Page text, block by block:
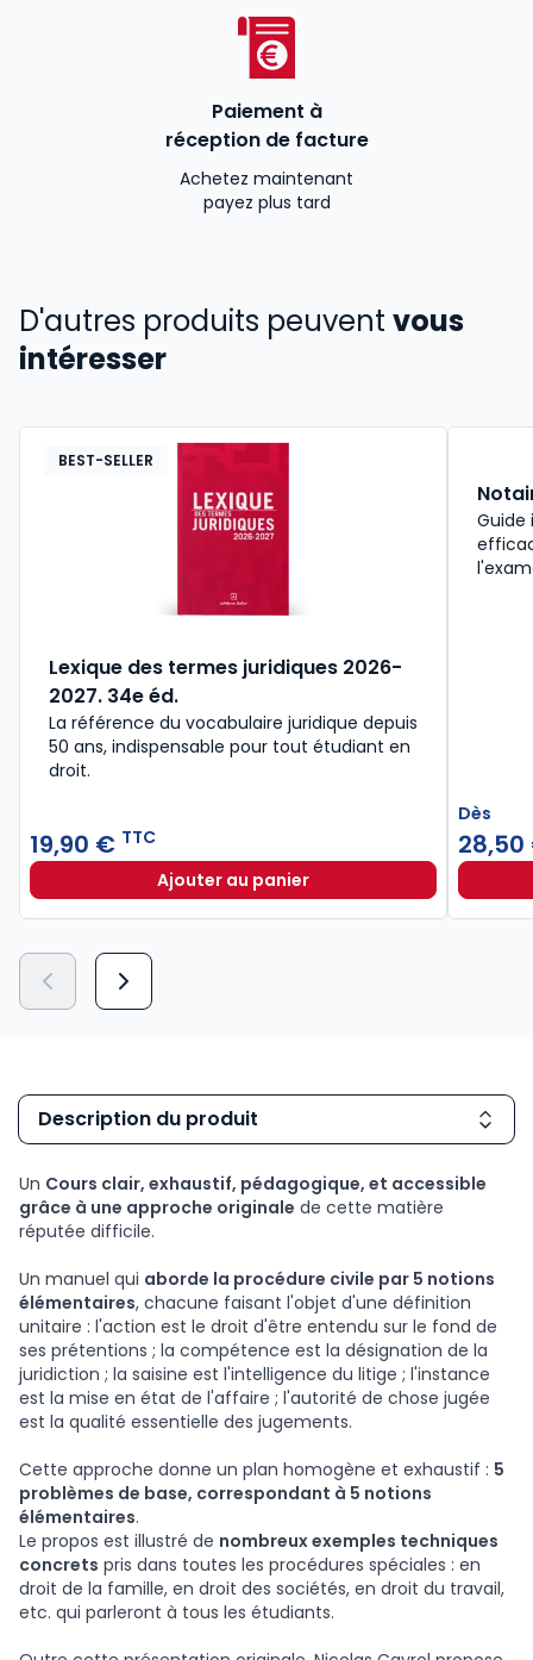
Paiement à
réception de facture
Achetez maintenant
payez plus tard
D'autres produits peuvent vous
intéresser
BEST-SELLER
Lexique des termes juridiques 2026-
2027. 34e éd.
La référence du vocabulaire juridique depuis
50 ans, indispensable pour tout étudiant en
droit.​
19,90 € TTC
Ajouter au panierLexique des termes juridiques
Guide
Dès
Description du produit
Un Cours clair, exhaustif, pédagogique, et accessible
grâce à une approche originale de cette matière
réputée difficile.
Un manuel qui aborde la procédure civile par 5 notions
élémentaires, chacune faisant l'objet d'une définition
unitaire : l'action est le droit d'être entendu sur le fond de
ses prétentions ; la compétence est la désignation de la
juridiction ; la saisine est l'intelligence du litige ; l'instance
est la mise en état de l'affaire ; l'autorité de chose jugée
est la qualité essentielle des jugements.
Cette approche donne un plan homogène et exhaustif : 5
problèmes de base, correspondant à 5 notions
élémentaires.
Le propos est illustré de nombreux exemples techniques
concrets pris dans toutes les procédures spéciales : en
droit de la famille, en droit des sociétés, en droit du travail,
etc. qui parleront à tous les étudiants.